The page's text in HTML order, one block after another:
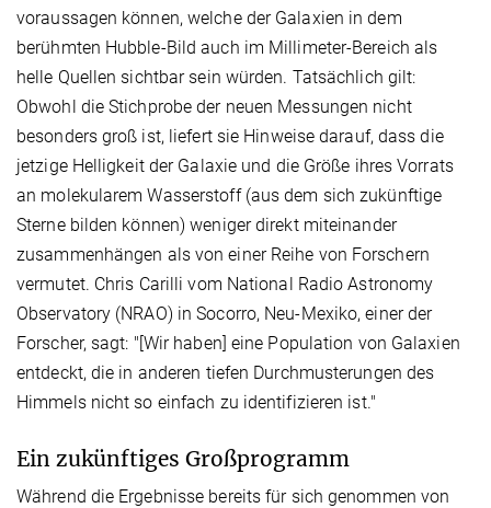
voraussagen können, welche der Galaxien in dem
berühmten Hubble-Bild auch im Millimeter-Bereich als
helle Quellen sichtbar sein würden. Tatsächlich gilt:
Obwohl die Stichprobe der neuen Messungen nicht
besonders groß ist, liefert sie Hinweise darauf, dass die
jetzige Helligkeit der Galaxie und die Größe ihres Vorrats
an molekularem Wasserstoff (aus dem sich zukünftige
Sterne bilden können) weniger direkt miteinander
zusammenhängen als von einer Reihe von Forschern
vermutet. Chris Carilli vom National Radio Astronomy
Observatory (NRAO) in Socorro, Neu-Mexiko, einer der
Forscher, sagt: "[Wir haben] eine Population von Galaxien
entdeckt, die in anderen tiefen Durchmusterungen des
Himmels nicht so einfach zu identifizieren ist."
Ein zukünftiges Großprogramm
Während die Ergebnisse bereits für sich genommen von